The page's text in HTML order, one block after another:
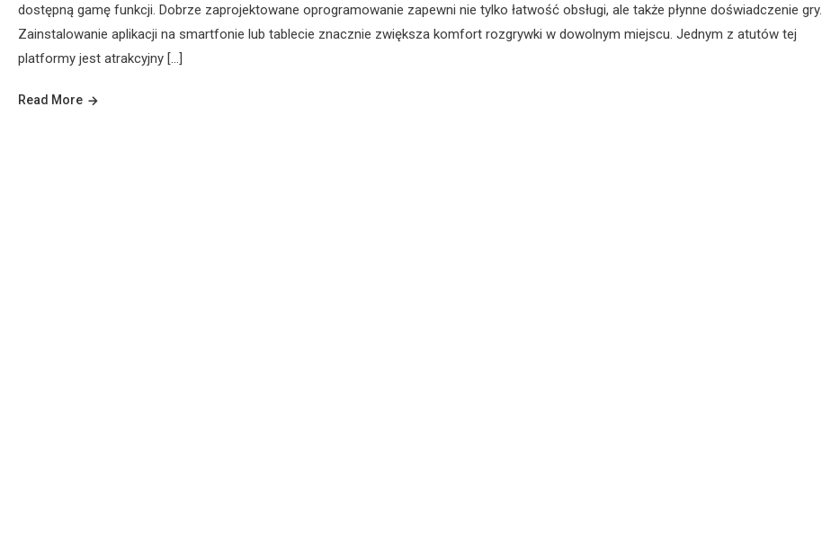
dostępną gamę funkcji. Dobrze zaprojektowane oprogramowanie zapewni nie tylko łatwość obsługi, ale także płynne doświadczenie gry.
Zainstalowanie aplikacji na smartfonie lub tablecie znacznie zwiększa komfort rozgrywki w dowolnym miejscu. Jednym z atutów tej
platformy jest atrakcyjny […]
Read More